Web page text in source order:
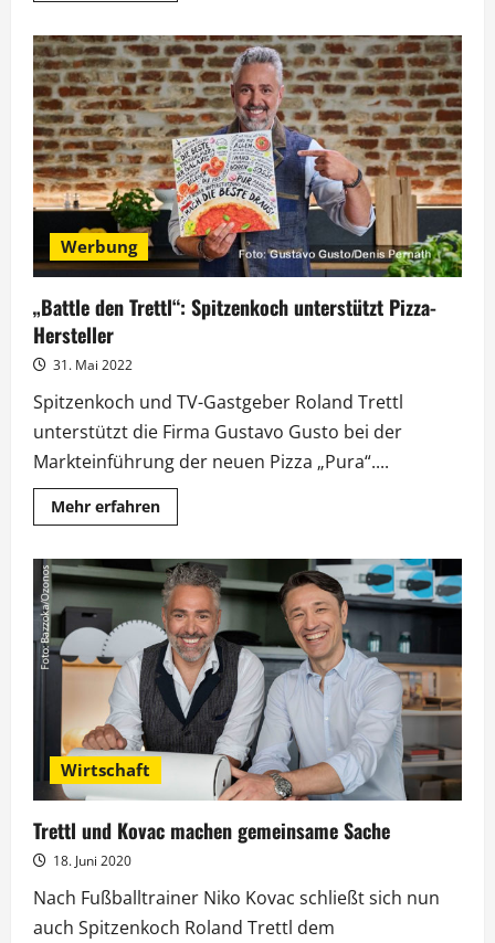
dem
zweiten
Date
folgt
die
Trettl-
Überraschung
Werbung
„Battle den Trettl“: Spitzenkoch unterstützt Pizza-
Hersteller
31. Mai 2022
Spitzenkoch und TV-Gastgeber Roland Trettl
unterstützt die Firma Gustavo Gusto bei der
Markteinführung der neuen Pizza „Pura“....
Mehr erfahrenMehr
Informationen
den
Trettl“:
Spitzenkoch
unterstützt
Pizza-
Hersteller
Wirtschaft
Trettl und Kovac machen gemeinsame Sache
18. Juni 2020
Nach Fußballtrainer Niko Kovac schließt sich nun
auch Spitzenkoch Roland Trettl dem